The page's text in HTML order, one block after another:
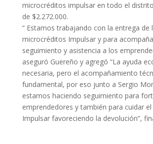
microcréditos impulsar en todo el
de $2.272.000.
“ Estamos trabajando con la entrega de
microcréditos Impulsar y para
seguimiento y asistencia a los
aseguró Guereño y agregó “La ayuda
necesaria, pero el acompañamiento
fundamental, por eso junto a Sergio
estamos haciendo seguimiento para
emprendedores y también para cuidar
Impulsar favoreciendo la devolución”,